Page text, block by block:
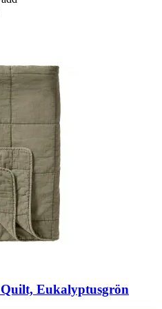
Eukalyptusgrön